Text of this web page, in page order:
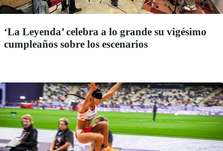
‘La Leyenda’ celebra a lo grande su vigésimo
cumpleaños sobre los escenarios